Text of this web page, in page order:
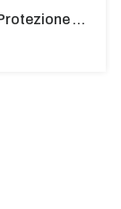
Tubi Di Protezione Bauli Posteriori Per Bmw K 1600 Gt/Gtl (2010>2016) GIALLO - TB8025-K1600GTL